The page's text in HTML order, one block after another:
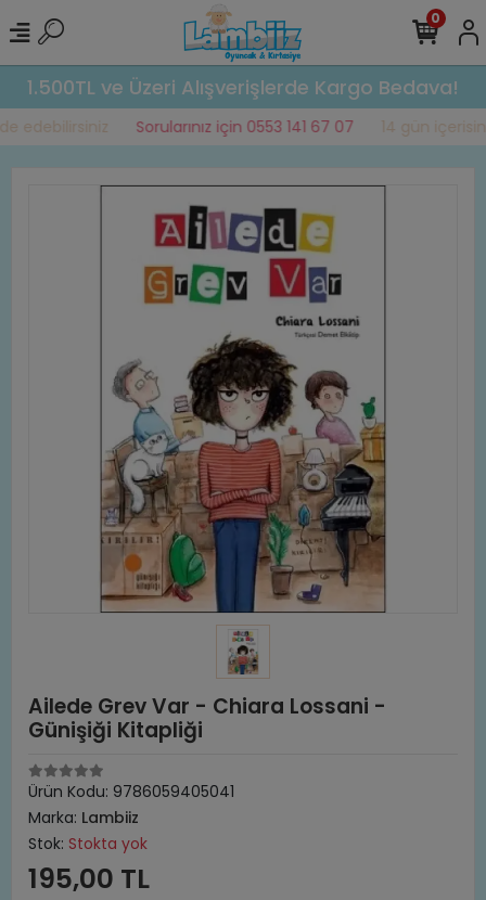
1.500TL ve Üzeri Alışverişlerde Kargo Bedava!
edebilirsiniz Sorularınız için 0553 141 67 07 14 gün
0
Ailede Grev Var - Chiara Lossani -
Günişiği Kitapliği
Ürün Kodu: 9786059405041
Marka: Lambiiz
Stok: Stokta yok
195,00 TL